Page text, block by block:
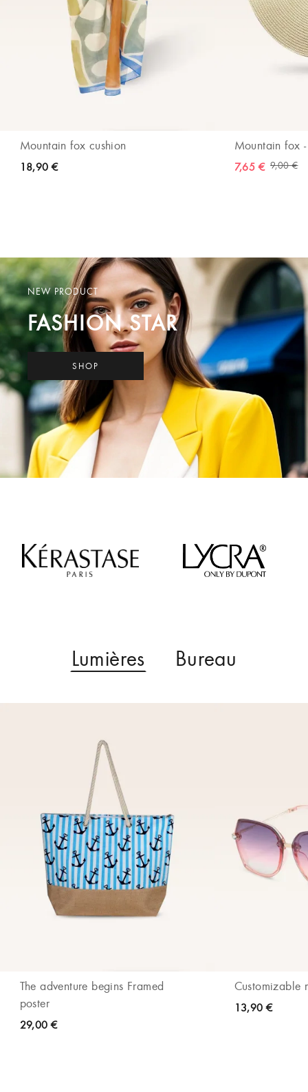
Mountain fox cushion
18,90 €
Mountain fox
7,65 € 9,00 €
NEW PRODUCT
FASHION STAR
SHOP
Lumières Bureau
The adventure begins Framed
poster
29,00 €
Customizable
13,90 €